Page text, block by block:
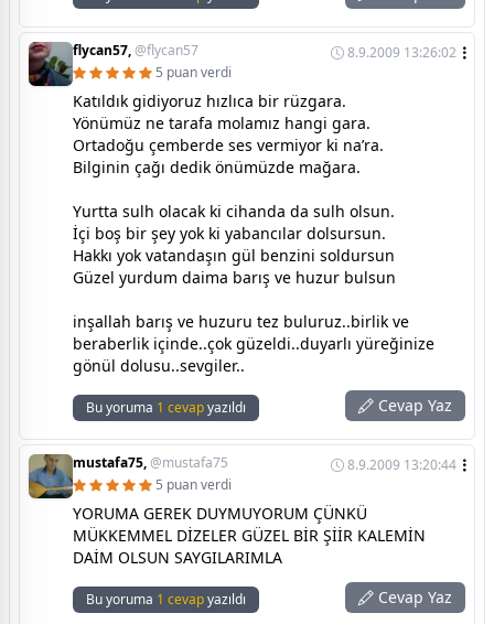
flycan57,@flycan57
8.9.2009 13:26:02
5 puan verdi
Katıldık gidiyoruz hızlıca bir rüzgara.
Yönümüz ne tarafa molamız hangi gara.
Ortadoğu çemberde ses vermiyor ki na’ra.
Bilginin çağı dedik önümüzde mağara.
Yurtta sulh olacak ki cihanda da sulh olsun.
İçi boş bir şey yok ki yabancılar dolsursun.
Hakkı yok vatandaşın gül benzini soldursun
Güzel yurdum daima barış ve huzur bulsun
inşallah barış ve huzuru tez buluruz..birlik ve
beraberlik içinde..çok güzeldi..duyarlı yüreğinize
gönül dolusu..sevgiler..
Bu yoruma 1 cevapyazıldı Cevap Yaz
mustafa75,@mustafa75
8.9.2009 13:20:44
5 puan verdi
YORUMA GEREK DUYMUYORUM ÇÜNKÜ
MÜKKEMMEL DİZELER GÜZEL BİR ŞİİR KALEMİN
DAİM OLSUN SAYGILARIMLA
Bu yoruma 1 cevapyazıldı Cevap Yaz